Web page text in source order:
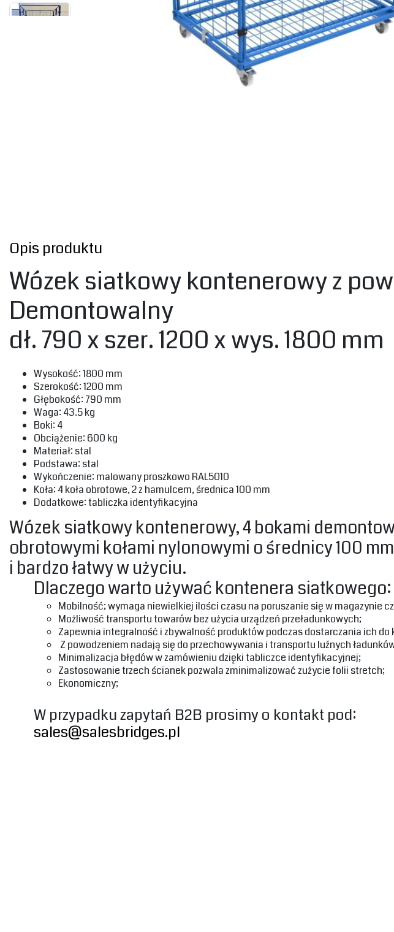
Opis produktu
Wózek siatkowy kontenerowy z
Demontowalny
‎dł. 790 x szer. 1200 x wys. 1800 mm‎
‎Wysokość: 1800 mm‎
‎Szerokość: 1200 mm‎
‎Głębokość: 790 mm‎
‎Waga: 43.5 kg‎
‎Boki: 4‎
‎Obciążenie: 600 kg‎
‎Materiał: stal‎
‎Podstawa: stal‎
‎Wykończenie: malowany proszkowo RAL5010‎
‎Koła: 4 koła obrotowe, 2 z hamulcem, średnica 100 mm‎
‎Dodatkowe: tabliczka identyfikacyjna
Wózek siatkowy kontenerowy, 4 bokami
obrotowymi kołami nylonowymi o średnicy 100
i bardzo łatwy w użyciu.‎
Dlaczego warto używać kontenera siatkowego:‎
‎Mobilność; wymaga niewielkiej ilości czasu na poruszanie się w magazynie
‎Możliwość transportu towarów bez użycia urządzeń przeładunkowych;‎
Zapewnia integralność i zbywalność produktów podczas dostarczania ich
Z powodzeniem nadają się do przechowywania i transportu luźnych
Minimalizacja błędów w zamówieniu dzięki tabliczce identyfikacyjnej;
Zastosowanie trzech ścianek pozwala zminimalizować zużycie folii stretch;
Ekonomiczny;
‎W przypadku zapytań B2B prosimy o kontakt pod:
sales@salesbridges.pl